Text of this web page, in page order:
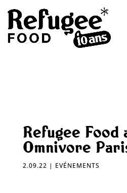
Refugee Food
Omnivore
2.09.22 | EVÉNEMENTS